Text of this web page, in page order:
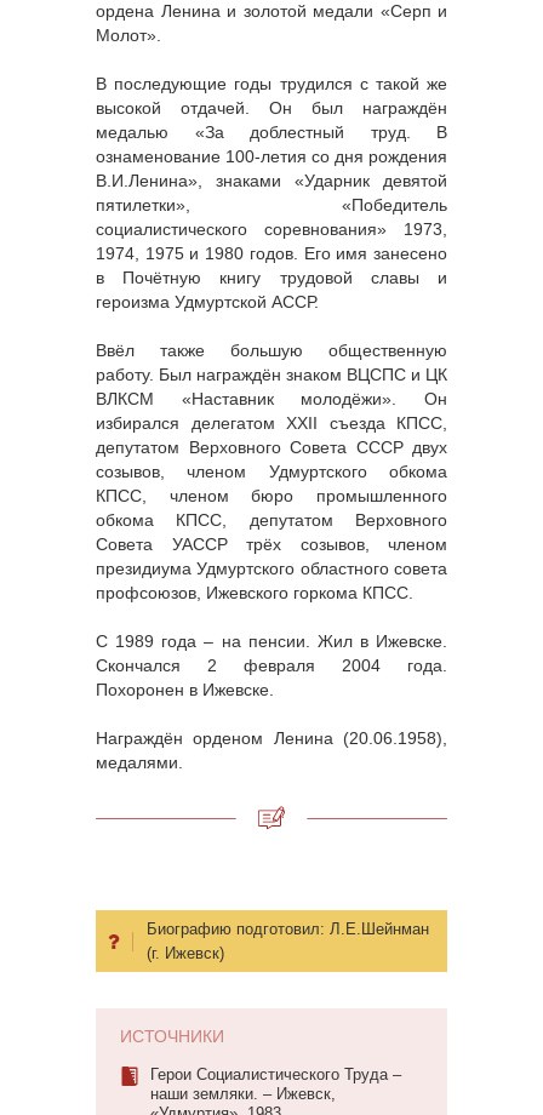
ордена Ленина и золотой медали «Серп и
Молот».
В последующие годы трудился с такой же
высокой отдачей. Он был награждён
медалью «За доблестный труд. В
ознаменование 100-летия со дня рождения
В.И.Ленина», знаками «Ударник девятой
пятилетки», «Победитель
социалистического соревнования» 1973,
1974, 1975 и 1980 годов. Его имя занесено
в Почётную книгу трудовой славы и
героизма Удмуртской АССР.
Ввёл также большую общественную
работу. Был награждён знаком ВЦСПС и ЦК
ВЛКСМ «Наставник молодёжи». Он
избирался делегатом XXII съезда КПСС,
депутатом Верховного Совета СССР двух
созывов, членом Удмуртского обкома
КПСС, членом бюро промышленного
обкома КПСС, депутатом Верховного
Совета УАССР трёх созывов, членом
президиума Удмуртского областного совета
профсоюзов, Ижевского горкома КПСС.
С 1989 года – на пенсии. Жил в Ижевске.
Скончался 2 февраля 2004 года.
Похоронен в Ижевске.
Награждён орденом Ленина (20.06.1958),
медалями.
Биографию подготовил: Л.Е.Шейнман
(г. Ижевск)
ИСТОЧНИКИ
Герои Социалистического Труда –
наши земляки. – Ижевск,